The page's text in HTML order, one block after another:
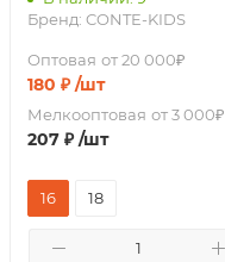
Бренд: CONTE-KIDS
Оптовая от 20 000₽
180 ₽ /шт
Мелкооптовая от 3 000₽
207 ₽ /шт
16 18